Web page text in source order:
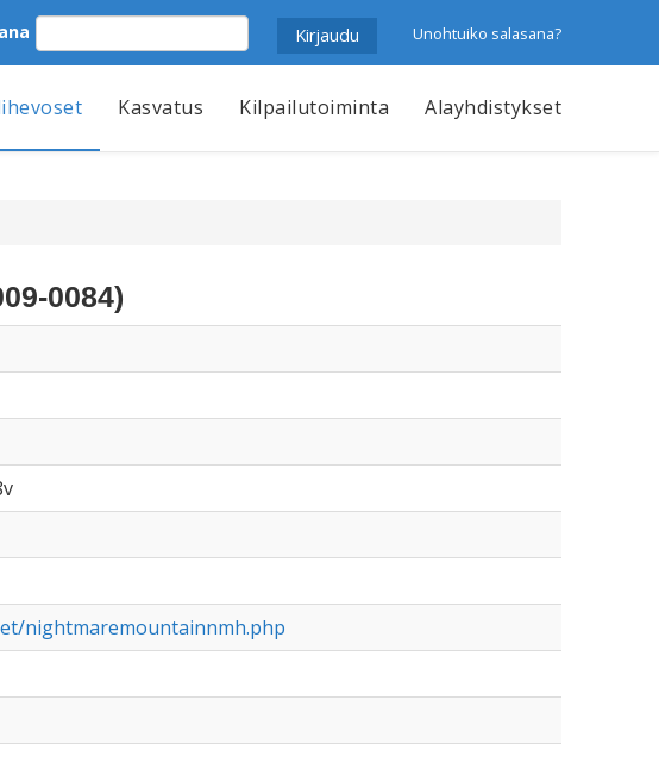
Unohtuiko salasana?
Kasvatus Kilpailutoiminta Alayhdistykset
0084)
nightmaremountainnmh.php